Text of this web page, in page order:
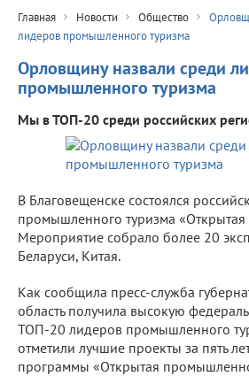
Главная Новости Общество
лидеров промышленного туризма
Орловщину назвали среди
промышленного туризма
Мы в ТОП-20 среди российских
В Благовещенске состоялся
промышленного туризма
Мероприятие собрало более 20
Беларуси, Китая.
Как сообщила пресс-служба
область получила высокую
ТОП-20 лидеров промышленного
отметили лучшие проекты за пять
программы «Открытая